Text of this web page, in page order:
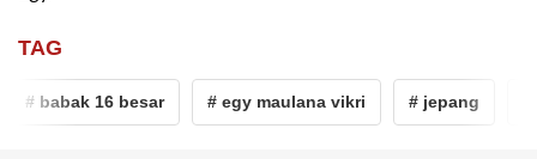
TAG
# babak 16 besar # egy maulana vikri # jepang